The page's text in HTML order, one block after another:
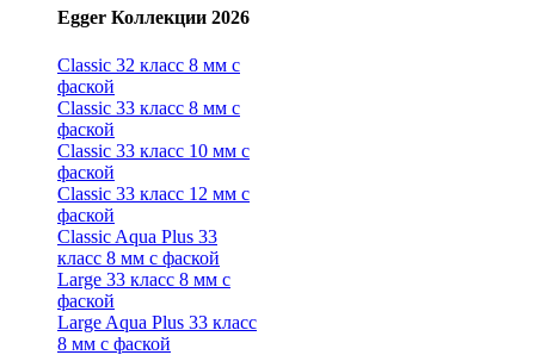
Egger Коллекции 2026
Classic 32 класс 8 мм с
фаской
Classic 33 класс 8 мм с
фаской
Classic 33 класс 10 мм с
фаской
Classic 33 класс 12 мм с
фаской
Classic Aqua Plus 33
класс 8 мм с фаской
Large 33 класс 8 мм с
фаской
Large Aqua Plus 33 класс
8 мм с фаской